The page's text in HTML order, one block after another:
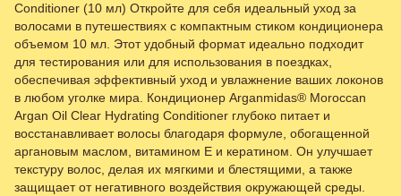
Conditioner (10 мл) Откройте для себя идеальный уход за
волосами в путешествиях с компактным стиком кондиционера
объемом 10 мл. Этот удобный формат идеально подходит
для тестирования или для использования в поездках,
обеспечивая эффективный уход и увлажнение ваших локонов
в любом уголке мира. Кондиционер Arganmidas® Moroccan
Argan Oil Clear Hydrating Conditioner глубоко питает и
восстанавливает волосы благодаря формуле, обогащенной
аргановым маслом, витамином E и кератином. Он улучшает
текстуру волос, делая их мягкими и блестящими, а также
защищает от негативного воздействия окружающей среды.